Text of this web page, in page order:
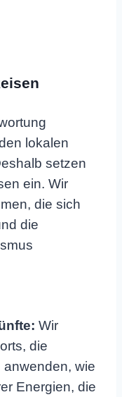
lokalen
setzen
ein. Wir
die sich
die
Wir
die
wie
Energien, die